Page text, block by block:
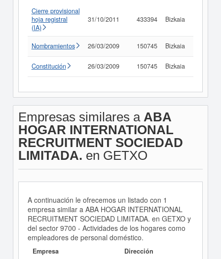
Cierre provisional
hoja registral
(IA)
31/10/2011 433394 Bizkaia
Nombramientos 26/03/2009 150745 Bizkaia
Constitución 26/03/2009 150745 Bizkaia
Empresas similares a ABA
HOGAR INTERNATIONAL
RECRUITMENT SOCIEDAD
LIMITADA. en GETXO
A continuación le ofrecemos un listado con 1
empresa similar a ABA HOGAR INTERNATIONAL
RECRUITMENT SOCIEDAD LIMITADA. en GETXO y
del sector 9700 - Actividades de los hogares como
empleadores de personal doméstico.
Empresa Dirección